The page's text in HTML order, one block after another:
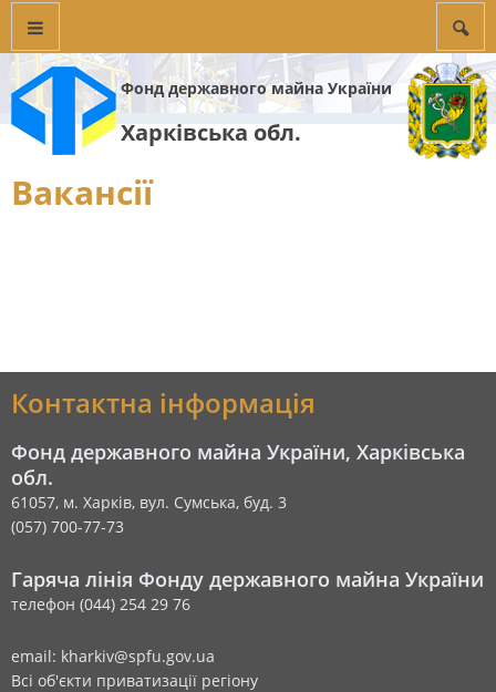
Фонд державного майна України
Харківська обл.
Вакансії
Контактна інформація
Фонд державного майна України, Харківська
обл.
61057, м. Харків, вул. Сумська, буд. 3
(057) 700-77-73
Гаряча лінія Фонду державного майна України
телефон (044) 254 29 76
email: kharkiv@spfu.gov.ua
Всі об'єкти приватизації регіону